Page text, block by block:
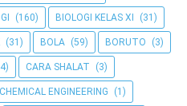
(160) BIOLOGI KELAS XI (31)
(31) BOLA (59) BORUTO (3)
CARA SHALAT (3)
CHEMICAL ENGINEERING (1)